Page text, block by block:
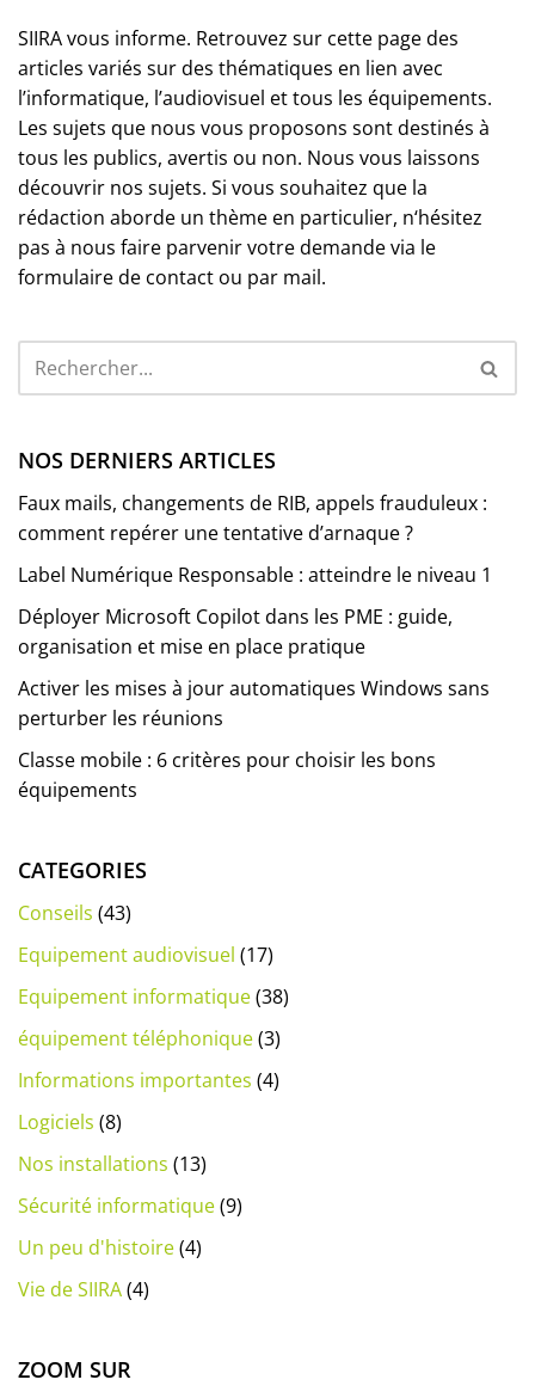
SIIRA vous informe. Retrouvez sur cette page des
articles variés sur des thématiques en lien avec
l’informatique, l’audiovisuel et tous les équipements.
Les sujets que nous vous proposons sont destinés à
tous les publics, avertis ou non. Nous vous laissons
découvrir nos sujets. Si vous souhaitez que la
rédaction aborde un thème en particulier, n‘hésitez
pas à nous faire parvenir votre demande via le
formulaire de contact ou par mail.
NOS DERNIERS ARTICLES
Faux mails, changements de RIB, appels frauduleux :
comment repérer une tentative d’arnaque ?
Label Numérique Responsable : atteindre le niveau 1
Déployer Microsoft Copilot dans les PME : guide,
organisation et mise en place pratique
Activer les mises à jour automatiques Windows sans
perturber les réunions
Classe mobile : 6 critères pour choisir les bons
équipements
CATEGORIES
Conseils (43)
Equipement audiovisuel (17)
Equipement informatique(38)
équipement téléphonique(3)
Informations importantes (4)
Logiciels (8)
Nos installations (13)
Sécurité informatique(9)
Un peu d'histoire(4)
Vie de SIIRA(4)
ZOOM SUR